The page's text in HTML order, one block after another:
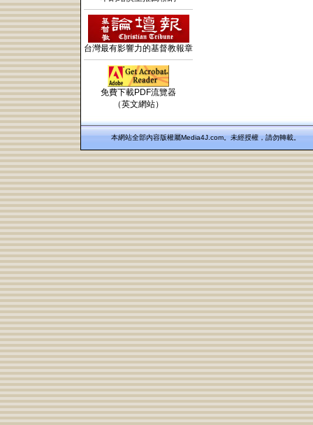
台灣最有影響力的基督教報章
免費下載PDF流覽器
（英文網站）
本網站全部內容版權屬Media4J.com。未經授權，請勿轉載。